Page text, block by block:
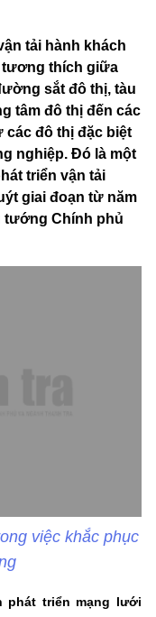
tải hành khách
tương thích giữa
sắt đô thị, tàu
tâm đô thị đến các
các đô thị đặc biệt
nghiệp. Đó là một
triển vận tải
giai đoạn từ năm
tướng Chính phủ
việc khắc phục
phát triển mạng lưới